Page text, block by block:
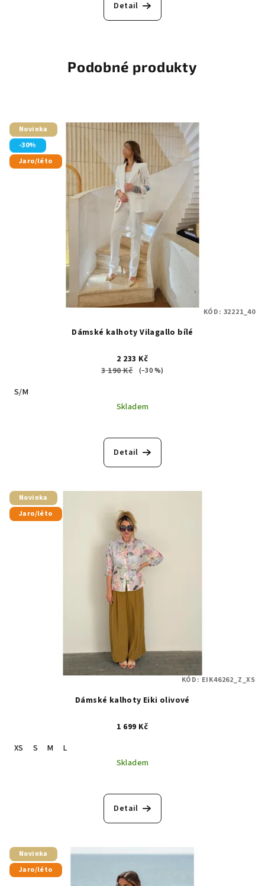
Detail
Podobné produkty
Novinka
-30%
Jaro/léto
Dámské kalhoty Vilagallo bílé
2 233 Kč
3 190 Kč
(–30 %)
S/M
Skladem
Detail
KÓD: 32221_40
Novinka
Jaro/léto
Dámské kalhoty Eiki olivové
1 699 Kč
XS
S M
L
Skladem
Detail
KÓD: EIK46262_Z_XS
Novinka
Jaro/léto